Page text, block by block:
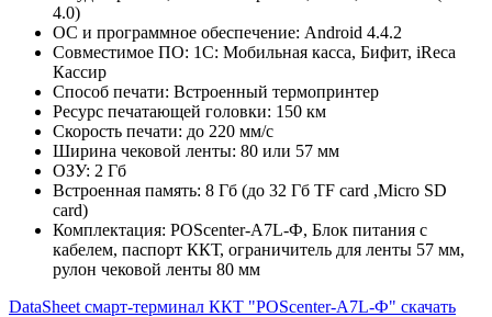
4.0)
ОС и программное обеспечение: Android 4.4.2
Совместимое ПО: 1C: Мобильная касса, Бифит, iReca
Кассир
Способ печати: Встроенный термопринтер
Ресурс печатающей головки: 150 км
Скорость печати: до 220 мм/с
Ширина чековой ленты: 80 или 57 мм
ОЗУ: 2 Гб
Встроенная память: 8 Гб (до 32 Гб TF card ,Micro SD
card)
Комплектация: POSсenter-А7L-Ф, Блок питания с
кабелем, паспорт ККТ, ограничитель для ленты 57 мм,
рулон чековой ленты 80 мм
DataSheet смарт-терминал ККТ "POScenter-A7L-Ф" скачать